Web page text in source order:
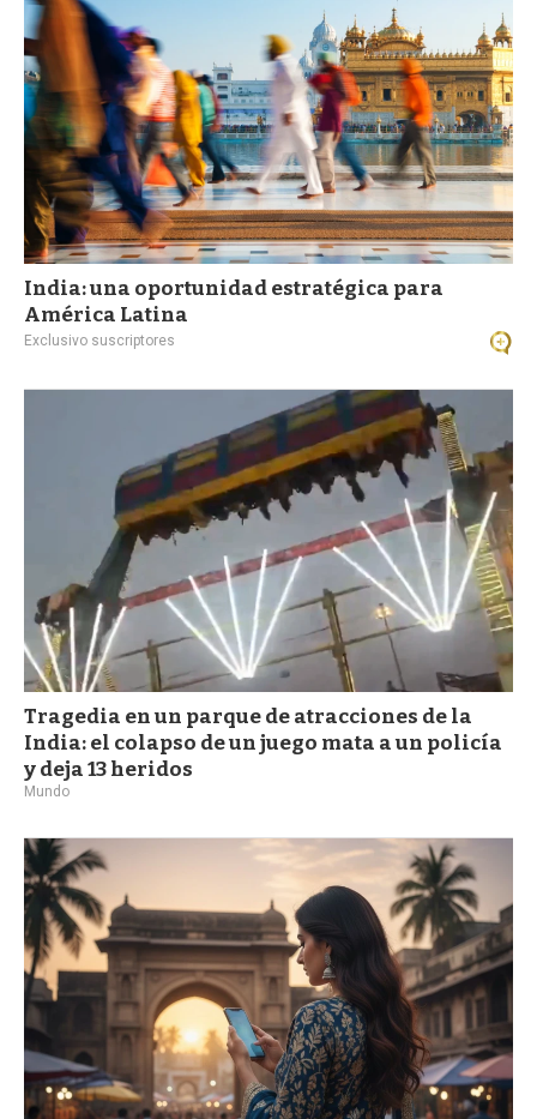
India: una oportunidad estratégica para
América Latina
Exclusivo suscriptores
Tragedia en un parque de atracciones de la
India: el colapso de un juego mata a un policía
y deja 13 heridos
Mundo